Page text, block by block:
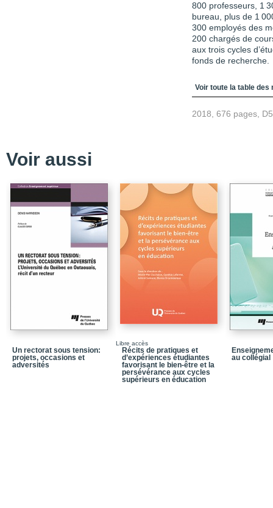
800 professeurs, 1
bureau, plus de 1
300 employés des
200 chargés de
aux trois cycles
fonds de recherche.
Table des
Voir toute la table des
2018, 676 pages,
Voir aussi
Un rectorat sous tension:
projets, occasions et
adversités
Libre accès
Récits de pratiques et
d’expériences étudiantes
favorisant le bien-être et la
persévérance aux cycles
supérieurs en éducation
au collégial